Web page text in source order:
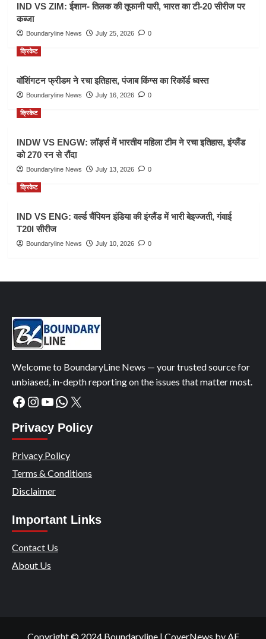
IND VS ZIM: ईशान- तिलक की तूफानी पारी, भारत का टी-20 सीरीज पर
कब्जा
Boundaryline News July 25, 2026 0
क्रिकेट
वॉशिंगटन फ्रीडम ने रचा इतिहास, पंजाब किंग्स का रिकॉर्ड ध्वस्त
Boundaryline News July 16, 2026 0
क्रिकेट
INDW VS ENGW: लॉर्ड्स में भारतीय महिला टीम ने रचा इतिहास, इंग्लैंड
को 270 रन से रौंदा
Boundaryline News July 13, 2026 0
क्रिकेट
IND VS ENG: वर्ल्ड चैंपियन इंडिया की इंग्लैंड में भारी बेइज्जती, गंवाई
T20I सीरीज
Boundaryline News July 10, 2026 0
Welcome to BoundaryLine News — your trusted source for
unbiased, in-depth reporting on the issues that matter most.
Facebook
Instagram
YouTube
WhatsApp
X
Privacy Policy
Privacy Policy
Terms & Conditions
Disclaimer
Important Links
Contact Us
About Us
Copyright © 2024 Boundaryline | CoverNews by AF